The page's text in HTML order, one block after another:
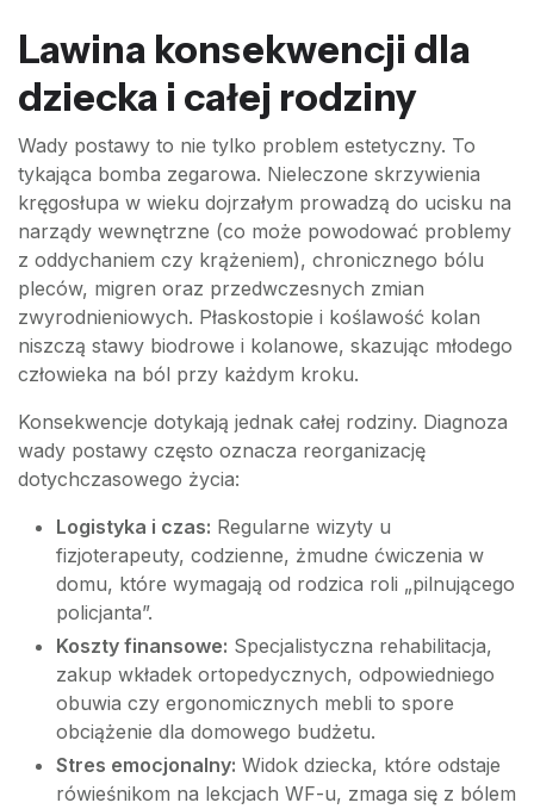
Lawina konsekwencji dla
dziecka i całej rodziny
Wady postawy to nie tylko problem estetyczny. To
tykająca bomba zegarowa. Nieleczone skrzywienia
kręgosłupa w wieku dojrzałym prowadzą do ucisku na
narządy wewnętrzne (co może powodować problemy
z oddychaniem czy krążeniem), chronicznego bólu
pleców, migren oraz przedwczesnych zmian
zwyrodnieniowych. Płaskostopie i koślawość kolan
niszczą stawy biodrowe i kolanowe, skazując młodego
człowieka na ból przy każdym kroku.
Konsekwencje dotykają jednak całej rodziny. Diagnoza
wady postawy często oznacza reorganizację
dotychczasowego życia:
Logistyka i czas: Regularne wizyty u
fizjoterapeuty, codzienne, żmudne ćwiczenia w
domu, które wymagają od rodzica roli „pilnującego
policjanta”.
Koszty finansowe: Specjalistyczna rehabilitacja,
zakup wkładek ortopedycznych, odpowiedniego
obuwia czy ergonomicznych mebli to spore
obciążenie dla domowego budżetu.
Stres emocjonalny: Widok dziecka, które odstaje
rówieśnikom na lekcjach WF-u, zmaga się z bólem